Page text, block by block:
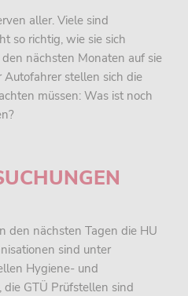
aller. Viele sind
so richtig, wie sie sich
nächsten Monaten auf sie
stellen sich die
müssen: Was ist noch
den nächsten Tagen die HU
sind unter
Hygiene- und
GTÜ Prüfstellen sind